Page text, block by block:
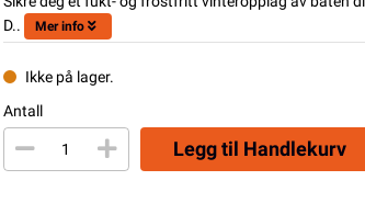
D..
Mer info
Ikke på lager.
Antall
Legg til Handlekurv